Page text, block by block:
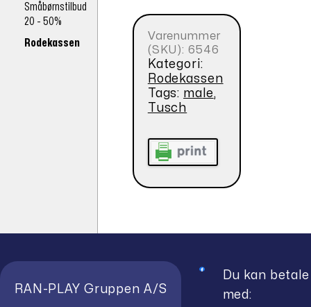
Småbørnstilbud
20 - 50%
Rodekassen
Varenummer
(SKU): 6546
Kategori:
Rodekassen
Tags: male,
Tusch
RAN-PLAY Gruppen A/S
Du kan betale
med: